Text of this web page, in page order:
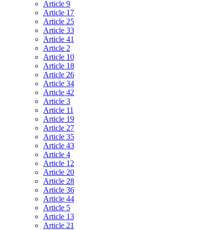
Article 9
Article 17
Article 25
Article 33
Article 41
Article 2
Article 10
Article 18
Article 26
Article 34
Article 42
Article 3
Article 11
Article 19
Article 27
Article 35
Article 43
Article 4
Article 12
Article 20
Article 28
Article 36
Article 44
Article 5
Article 13
Article 21